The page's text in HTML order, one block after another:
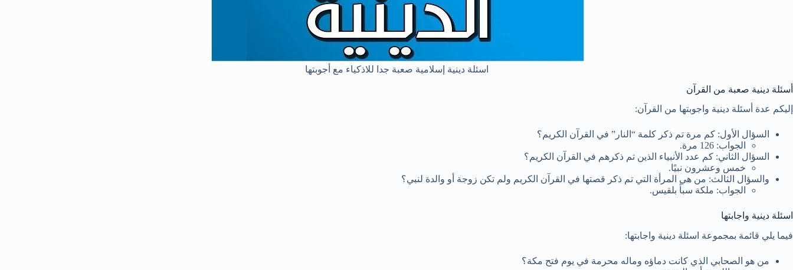
اسئلة دينية إسلامية صعبة جدا للاذكياء مع أجوبتها
أسئلة دينية صعبة من القرآن
إليكم عدة أسئلة دينية واجوبتها من القرآن:
السؤال الأول: كم مرة تم ذكر كلمة “النار” في القرآن الكريم؟
الجواب: 126 مرة.
السؤال الثاني: كم عدد الأنبياء الذين تم ذكرهم في القرآن الكريم؟
خمس وعشرون نبيًا.
والسؤال الثالث: من هي المرأة التي تم ذكر قصتها في القرآن الكريم ولم تكن زوجة أو والدة لنبي؟
الجواب: ملكة سبأ بلقيس.
اسئلة دينية واجابتها
فيما يلي قائمة بمجموعة اسئلة دينية واجابتها:
من هو الصحابي الذي كانت دماؤه وماله محرمة في يوم فتح مكة؟